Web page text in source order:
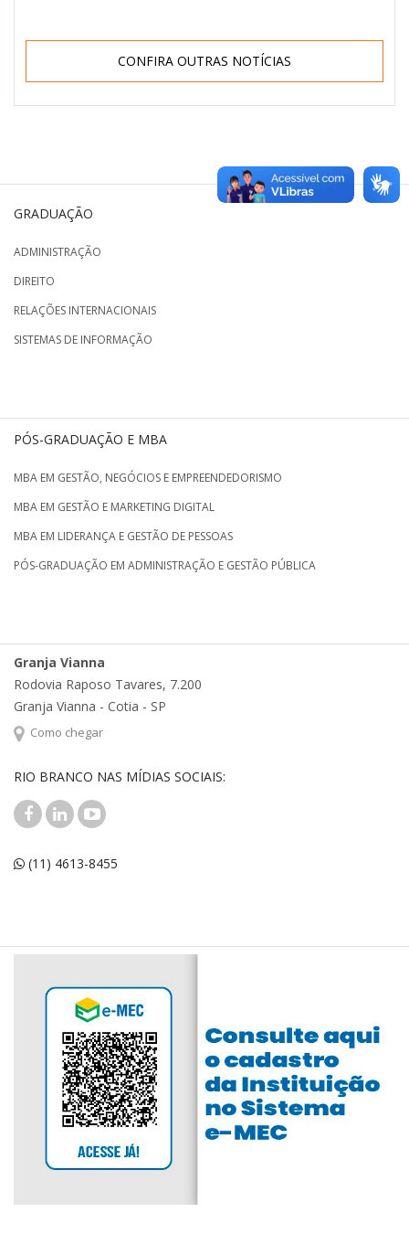
CONFIRA OUTRAS NOTÍCIAS
GRADUAÇÃO
ADMINISTRAÇÃO
DIREITO
RELAÇÕES INTERNACIONAIS
SISTEMAS DE INFORMAÇÃO
PÓS-GRADUAÇÃO E MBA
MBA EM GESTÃO, NEGÓCIOS E EMPREENDEDORISMO
MBA EM GESTÃO E MARKETING DIGITAL
MBA EM LIDERANÇA E GESTÃO DE PESSOAS
PÓS-GRADUAÇÃO EM ADMINISTRAÇÃO E GESTÃO PÚBLICA
Granja Vianna
Rodovia Raposo Tavares, 7.200
Granja Vianna - Cotia - SP
Como chegar
RIO BRANCO NAS MÍDIAS SOCIAIS:
(11) 4613-8455